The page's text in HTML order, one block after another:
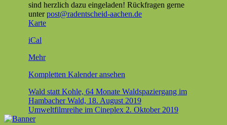
sind her­zlich dazu ein­ge­laden! Rück­fra­gen gerne
unterpost@radentscheid-aachen.de
KarteMarktplatz
iCal
Mehrüber
Kom­plet­ten Kalen­der ansehen
Beitragsnavigation
Wald statt Kohle, 64 Monate Waldspaziergang im
Hambacher Wald, 18. August 2019
Umweltfilmreihe im Cineplex 2. Oktober 2019